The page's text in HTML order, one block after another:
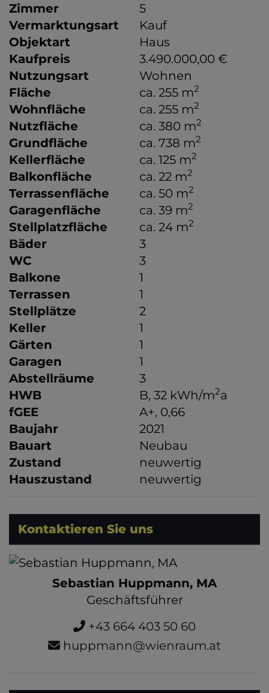
Zimmer
5
Vermarktungsart
Kauf
Objektart
Haus
Kaufpreis
3.490.000,00 €
Nutzungsart
Wohnen
Fläche
ca. 255 m2
Wohnfläche ca. 255 m2
Nutzfläche ca. 380 m2
Grundfläche ca. 738 m2
Kellerfläche ca. 125 m2
Balkonfläche ca. 22 m2
Terrassenfläche ca. 50 m2
Garagenfläche ca. 39 m2
Stellplatzfläche ca. 24 m2
Bäder
3
WC
3
Balkone
1
Terrassen
1
Stellplätze
2
Keller
1
Gärten
1
Garagen
1
Abstellräume
3
HWB
B, 32 kWh/m2a
fGEE
A+, 0,66
Baujahr
2021
Bauart
Neubau
Zustand
neuwertig
Hauszustand
neuwertig
Kontaktieren Sie uns
Sebastian Huppmann, MA
Geschäftsführer
+43 664 403 50 60
huppmann@wienraum.at